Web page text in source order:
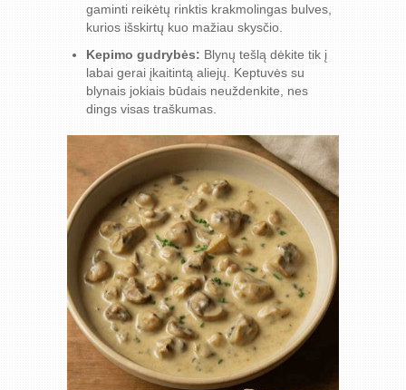
gaminti reikėtų rinktis krakmolingas bulves,
kurios išskirtų kuo mažiau skysčio.
Kepimo gudrybės: Blynų tešlą dėkite tik į
labai gerai įkaitintą aliejų. Keptuvės su
blynais jokiais būdais neuždenkite, nes
dings visas traškumas.